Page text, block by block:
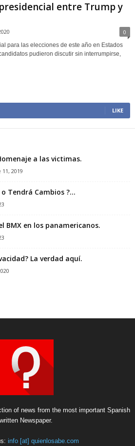
entre Trump y
0
para las elecciones de este año en Estados
pudieron discutir sin interrumpirse,
LIKE
a las victimas.
2019
o Tendrá Cambios ?…
BMX en los panamericanos.
La verdad aquí.
of news from the most important Spanish
written Newspaper.
info [at] quienlosabe.com